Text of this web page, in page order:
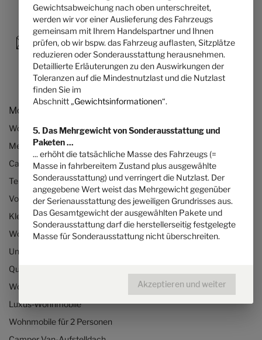
Modelle & Technologien
Wohnmobile
Mercedes Wohnmobile
Camper Vans bzw. Kastenwagen
Teilintegrierte Wohnmobile
Vollintegrierte Wohnmobile
Kleine Wohnmobile
Wohnmobile bis 3,5 Tonnen
Unsere Technologien
Quickstart-Wohnmobil-Videos
Wohnmobil konfigurieren
Luxus-Wohnmobile
Wohnmobile für 2 Personen
Gewichtsabweichung nach oben unterschreitet,
werden wir vor einer Auslieferung des Fahrzeugs
gemeinsam mit Ihrem Handelspartner und Ihnen
prüfen, ob wir bspw. das Fahrzeug auflasten, Sitzplätze
reduzieren oder Sonderausstattung herausnehmen.
Detaillierte Erläuterungen zu den Auswirkungen der
Toleranzen auf die Mindestnutzlast und die Nutzlast
finden Sie im
Abschnitt „Gewichtsinformationen“.
5. Das Mehrgewicht von Sonderausstattung und
Paketen ...
... erhöht die tatsächliche Masse des Fahrzeugs (=
Masse in fahrbereitem Zustand plus ausgewählte
Sonderausstattung) und verringert die Nutzlast. Der
angegebene Wert weist das Mehrgewicht gegenüber
der Serienausstattung des jeweiligen Grundrisses aus.
Das Gesamtgewicht der ausgewählten Pakete und
Sonderausstattung darf die herstellerseitig festgelegte
Masse für Sonderausstattung nicht überschreiten.
Akzeptieren und weiter